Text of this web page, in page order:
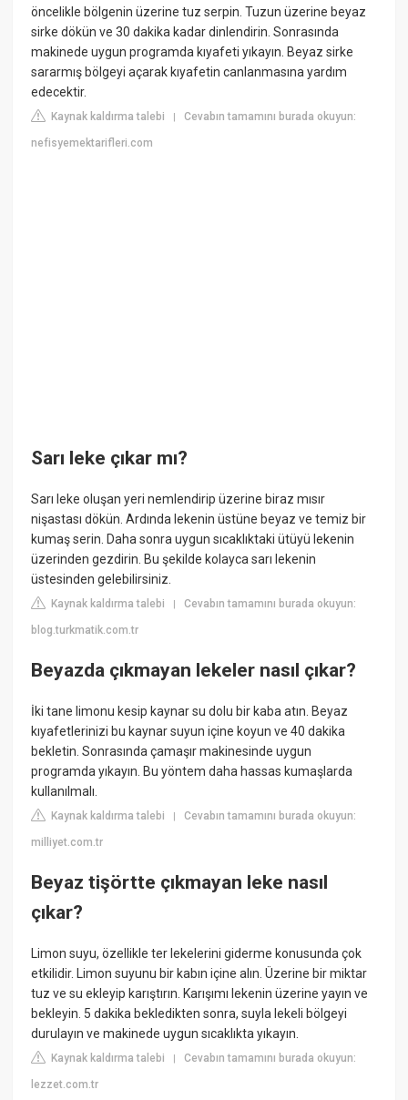
öncelikle bölgenin üzerine tuz serpin. Tuzun üzerine beyaz
sirke dökün ve 30 dakika kadar dinlendirin. Sonrasında
makinede uygun programda kıyafeti yıkayın. Beyaz sirke
sararmış bölgeyi açarak kıyafetin canlanmasına yardım
edecektir.
Kaynak kaldırma talebi |Cevabın tamamını burada okuyun:
nefisyemektarifleri.com
Sarı leke çıkar mı?
Sarı leke oluşan yeri nemlendirip üzerine biraz mısır
nişastası dökün. Ardında lekenin üstüne beyaz ve temiz bir
kumaş serin. Daha sonra uygun sıcaklıktaki ütüyü lekenin
üzerinden gezdirin. Bu şekilde kolayca sarı lekenin
üstesinden gelebilirsiniz.
Kaynak kaldırma talebi |Cevabın tamamını burada okuyun:
blog.turkmatik.com.tr
Beyazda çıkmayan lekeler nasıl çıkar?
İki tane limonu kesip kaynar su dolu bir kaba atın. Beyaz
kıyafetlerinizi bu kaynar suyun içine koyun ve 40 dakika
bekletin. Sonrasında çamaşır makinesinde uygun
programda yıkayın. Bu yöntem daha hassas kumaşlarda
kullanılmalı.
Kaynak kaldırma talebi |Cevabın tamamını burada okuyun:
milliyet.com.tr
Beyaz tişörtte çıkmayan leke nasıl
çıkar?
Limon suyu, özellikle ter lekelerini giderme konusunda çok
etkilidir. Limon suyunu bir kabın içine alın. Üzerine bir miktar
tuz ve su ekleyip karıştırın. Karışımı lekenin üzerine yayın ve
bekleyin. 5 dakika bekledikten sonra, suyla lekeli bölgeyi
durulayın ve makinede uygun sıcaklıkta yıkayın.
Kaynak kaldırma talebi |Cevabın tamamını burada okuyun:
lezzet.com.tr